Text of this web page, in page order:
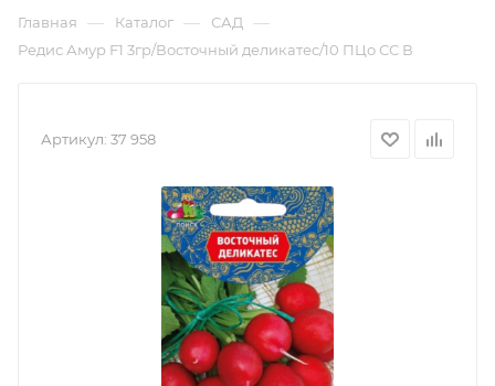
Главная — Каталог — САД —
Редис Амур F1 3гр/Восточный деликатес/10 ПЦо СС В
Артикул: 37 958